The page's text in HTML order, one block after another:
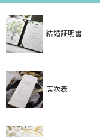
結婚証明書
席次表